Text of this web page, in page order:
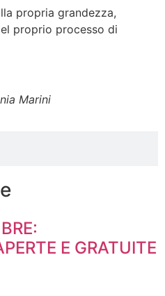
propria grandezza,
proprio processo di
Marini
E GRATUITE